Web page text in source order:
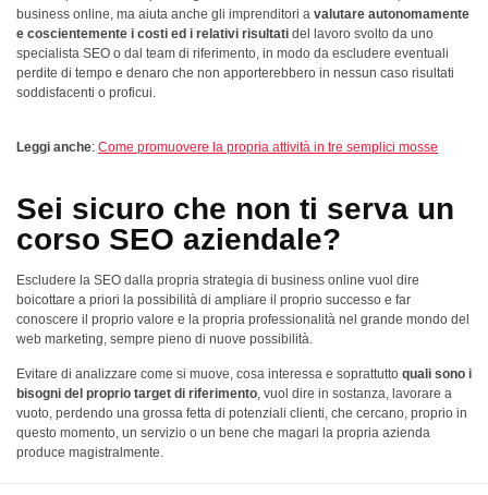
business online, ma aiuta anche gli imprenditori a valutare autonomamente
e coscientemente i costi ed i relativi risultati del lavoro svolto da uno
specialista SEO o dal team di riferimento, in modo da escludere eventuali
perdite di tempo e denaro che non apporterebbero in nessun caso risultati
soddisfacenti o proficui.
Leggi anche: Come promuovere la propria attività in tre semplici mosse
Sei sicuro che non ti serva un
corso SEO aziendale?
Escludere la SEO dalla propria strategia di business online vuol dire
boicottare a priori la possibilità di ampliare il proprio successo e far
conoscere il proprio valore e la propria professionalità nel grande mondo del
web marketing, sempre pieno di nuove possibilità.
Evitare di analizzare come si muove, cosa interessa e soprattutto quali sono i
bisogni del proprio target di riferimento, vuol dire in sostanza, lavorare a
vuoto, perdendo una grossa fetta di potenziali clienti, che cercano, proprio in
questo momento, un servizio o un bene che magari la propria azienda
produce magistralmente.